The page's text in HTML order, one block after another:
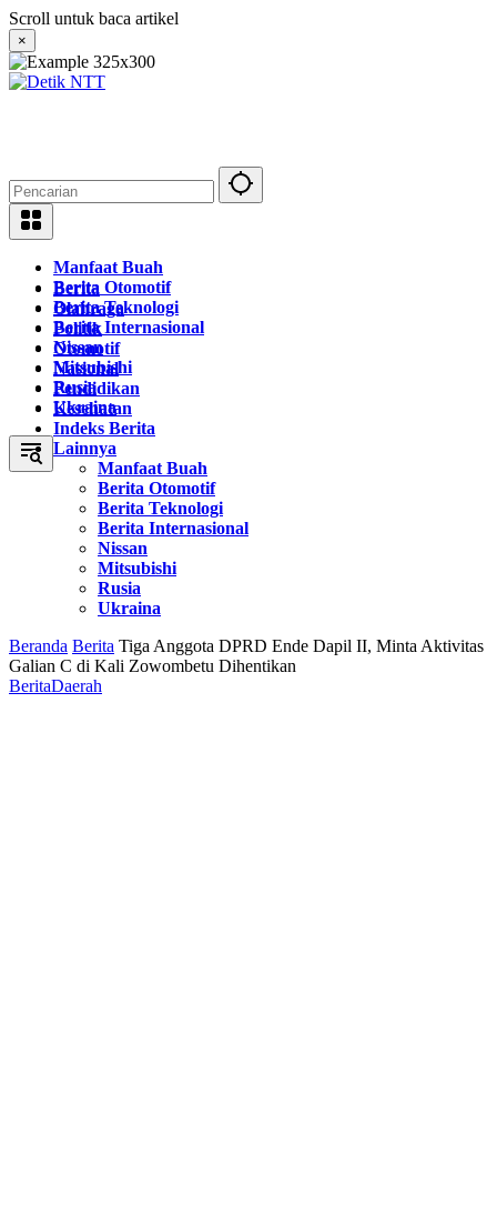
Langsung
ke
konten
Scroll untuk baca artikel
×
Manfaat Buah
Berita Otomotif
Berita Teknologi
Berita Internasional
Nissan
Mitsubishi
Rusia
Ukraina
Berita
Olahraga
Politik
Otomotif
Nasional
Pendidikan
Kesehatan
Indeks Berita
Lainnya
Manfaat Buah
Berita Otomotif
Berita Teknologi
Berita Internasional
Nissan
Mitsubishi
Rusia
Ukraina
Beranda Berita Tiga Anggota DPRD Ende Dapil II, Minta Aktivitas
Galian C di Kali Zowombetu Dihentikan
BeritaDaerah